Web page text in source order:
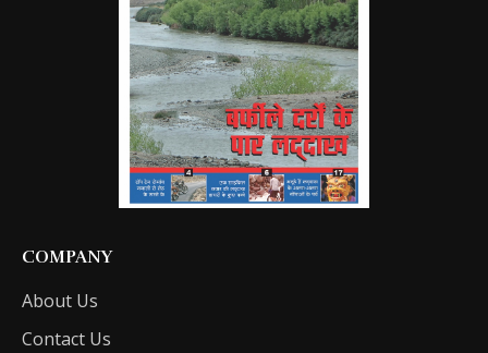
COMPANY
About Us
Contact Us